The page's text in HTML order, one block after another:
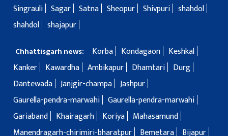
Singrauli Sagar Satna Sheopur Shivpuri shahdol
shahdol shajapur
Chhattisgarh news: Korba Kondagaon
Keshkal
Kanker
Kawardha Ambikapur Dhamtari
Durg
Dantewada Janjgir-champa Jashpur
Gaurella-pendra-marwahi Gaurella-pendra-marwahi
Gariaband
Khairagarh Koriya
Mahasamund
Manendragarh-chirimiri-bharatpur
Bemetara
Bijapur